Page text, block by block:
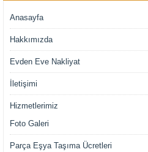
Anasayfa
Hakkımızda
Evden Eve Nakliyat
İletişimi
Hizmetlerimiz
Foto Galeri
Parça Eşya Taşıma Ücretleri